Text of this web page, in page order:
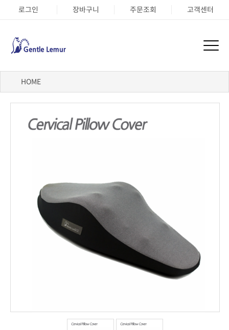
로그인 장바구니 주문조회 고객센터
HOME